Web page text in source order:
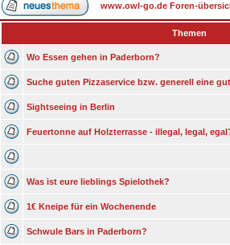
www.owl-go.de Foren-
Themen
Wo Essen gehen in Paderborn?
Suche guten Pizzaservice bzw. generell eine
Sightseeing in Berlin
Feuertonne auf Holzterrasse - illegal, legal,
Was ist eure lieblings Spielothek?
1€ Kneipe für ein Wochenende
Schwule Bars in Paderborn?